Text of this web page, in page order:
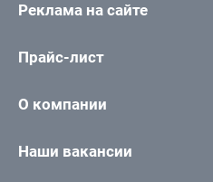
Реклама на сайте
Прайс-лист
О компании
Наши вакансии